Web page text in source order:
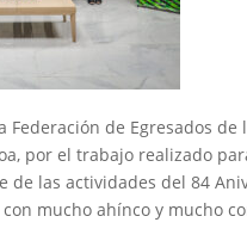
de Egresados de
por el trabajo realizado
de las actividades del 84
mucho ahínco y mucho